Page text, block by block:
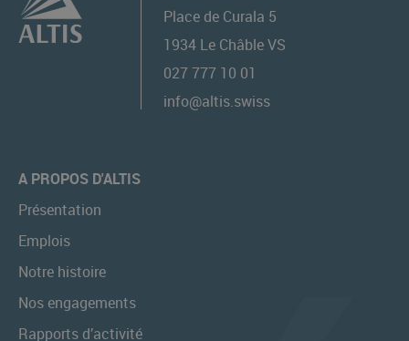
Place de Curala 5
1934 Le Châble VS
027 777 10 01
info@altis.swiss
A PROPOS D'ALTIS
Présentation
Emplois
Notre histoire
Nos engagements
Rapports d’activité